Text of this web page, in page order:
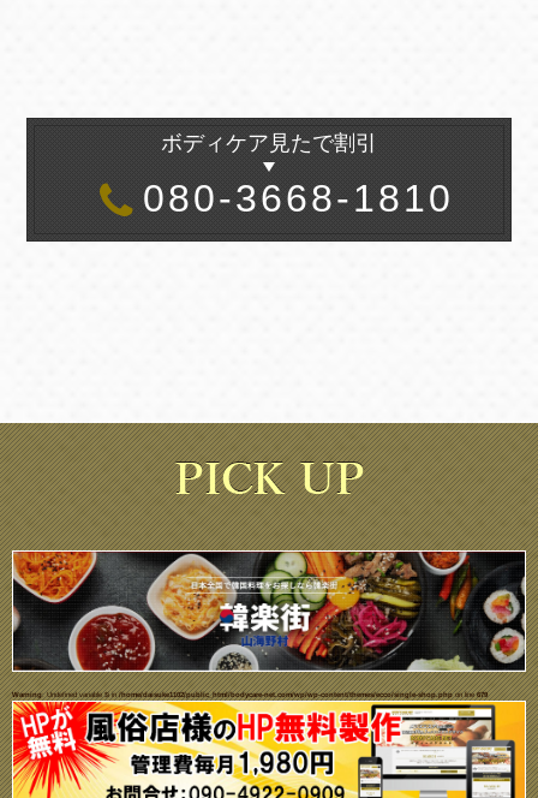
ボディケア見たで割引
080-3668-1810
Warning: Undefined variable $i in/home/daisuke1102/public_html/bodycare-net.com/wp/wp-content/themes/ecco/single-shop.phpon line679